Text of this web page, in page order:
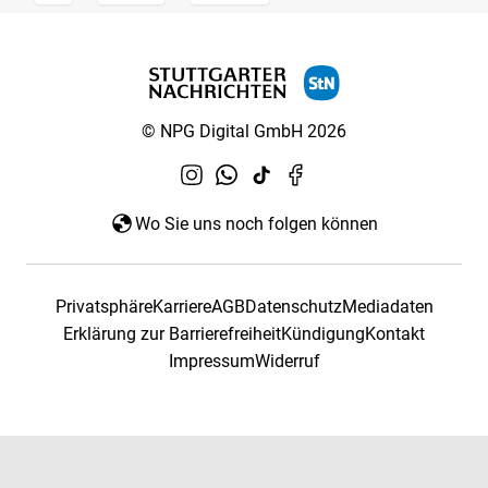
© NPG Digital GmbH 2026
Wo Sie uns noch folgen können
PrivatsphäreKarriereAGBDatenschutzMediadaten
Erklärung zur BarrierefreiheitKündigungKontakt
ImpressumWiderruf